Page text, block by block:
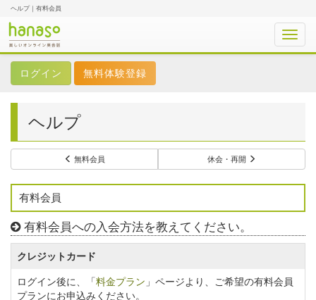
ヘルプ｜有料会員
無料体験登録
ヘルプ
無料会員 休会・再開
有料会員
有料会員への入会方法を教えてください。
クレジットカード
ログイン後に、「料金プラン 」ページより、ご希望の有料会員
プランにお申込みください。